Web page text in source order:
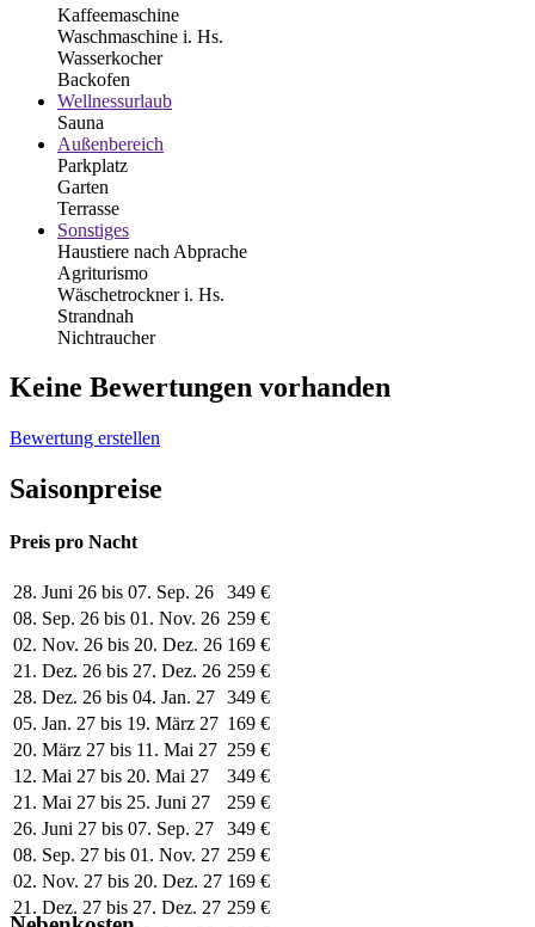
Kaffeemaschine
Waschmaschine i. Hs.
Wasserkocher
Backofen
Wellnessurlaub
Sauna
Außenbereich
Parkplatz
Garten
Terrasse
Sonstiges
Haustiere nach Abprache
Agriturismo
Wäschetrockner i. Hs.
Strandnah
Nichtraucher
Keine Bewertungen vorhanden
Bewertung erstellen
Saisonpreise
Preis pro Nacht
28. Juni 26 bis 07. Sep. 26
349 €
08. Sep. 26 bis 01. Nov. 26 259 €
02. Nov. 26 bis 20. Dez. 26 169 €
21. Dez. 26 bis 27. Dez. 26 259 €
28. Dez. 26 bis 04. Jan. 27 349 €
05. Jan. 27 bis 19. März 27 169 €
20. März 27 bis 11. Mai 27 259 €
12. Mai 27 bis 20. Mai 27
349 €
21. Mai 27 bis 25. Juni 27
259 €
26. Juni 27 bis 07. Sep. 27
349 €
08. Sep. 27 bis 01. Nov. 27 259 €
02. Nov. 27 bis 20. Dez. 27 169 €
21. Dez. 27 bis 27. Dez. 27 259 €